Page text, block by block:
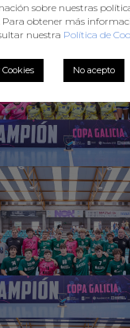
sobre nuestras
. Para obtener más
nuestra Política de
No acepto